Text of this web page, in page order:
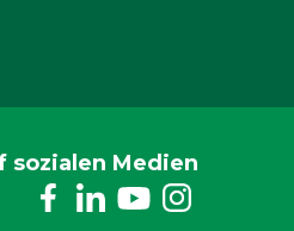
sozialen Medien